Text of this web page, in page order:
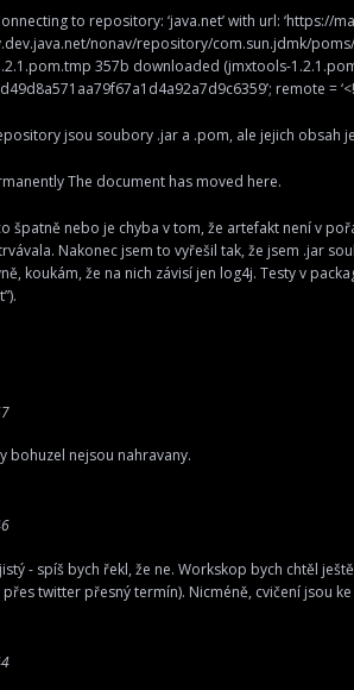
to repository: ‘java.net’ with url: ‘https://
nonav/repository/com.sun.jdmk/
357b downloaded (jmxtools-
remote =
jsou soubory .jar a .pom, ale jejich obsah
The document has moved here.
špatně nebo je chyba v tom, že artefakt není v
Nakonec jsem to vyřešil tak, že jsem .jar
koukám, že na nich závisí jen log4j. Testy v
bohuzel nejsou nahravany.
- spíš bych řekl, že ne. Workskop bych chtěl
twitter přesný termín). Nicméně, cvičení jsou